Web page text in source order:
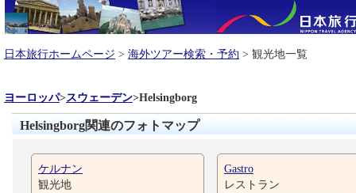
日本旅行ホームページ > 海外ツアー検索・予約 > 観光地一覧
ヨーロッパ>スウェーデン>Helsingborg
Helsingborg関連のフォトマップ
ケルナン
観光地
Gastro
レストラン